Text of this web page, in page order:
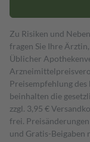
Zu Risiken und
fragen Sie Ihre
Üblicher
Preisempfehlung des
beinhalten die
zzgl. 3,95 €
frei.
und Gratis-Beigaben